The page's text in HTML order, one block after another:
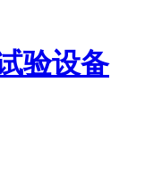
验设备